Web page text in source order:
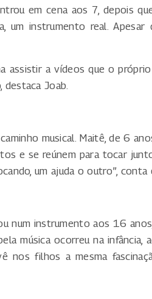
em cena aos 7, depois
um instrumento real.
assistir a vídeos que o
Joab.
musical. Maitê, de 6
e se reúnem para tocar
um ajuda o outro”, conta
num instrumento aos 16
música ocorreu na infância,
nos filhos a mesma